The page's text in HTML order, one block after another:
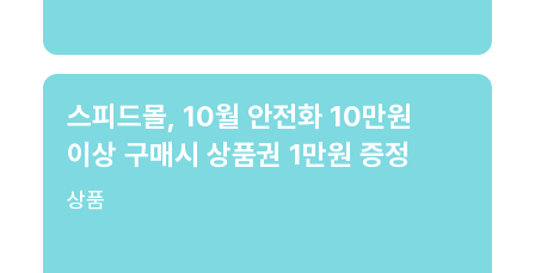
스피드몰, 10월 안전화 10만원
이상 구매시 상품권 1만원 증정
상품